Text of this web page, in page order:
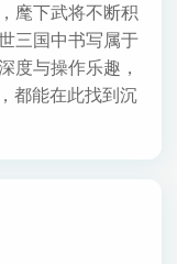
麾下武将不断积
三国中书写属于
度与操作乐趣，
都能在此找到沉